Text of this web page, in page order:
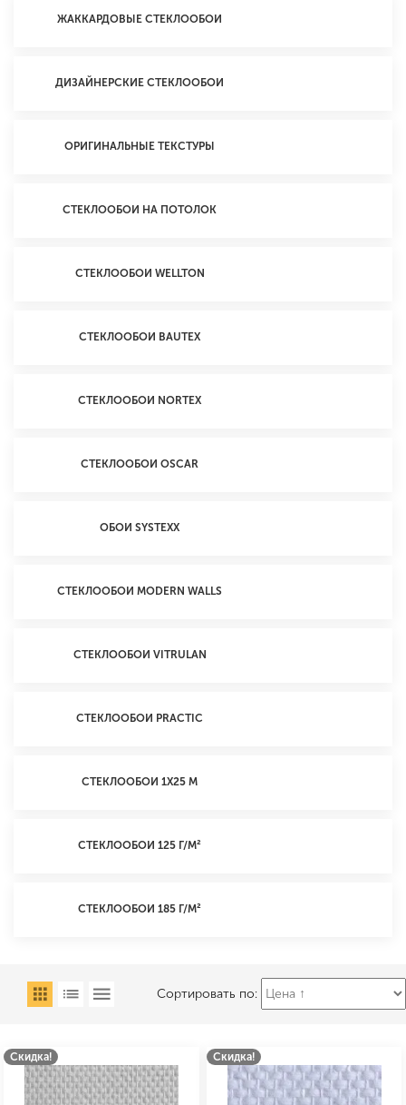
ЖАККАРДОВЫЕ СТЕКЛООБОИ
ДИЗАЙНЕРСКИЕ СТЕКЛООБОИ
ОРИГИНАЛЬНЫЕ ТЕКСТУРЫ
СТЕКЛООБОИ НА ПОТОЛОК
СТЕКЛООБОИ WELLTON
СТЕКЛООБОИ BAUTEX
СТЕКЛООБОИ NORTEX
СТЕКЛООБОИ OSCAR
ОБОИ SYSTEXX
СТЕКЛООБОИ MODERN WALLS
СТЕКЛООБОИ VITRULAN
СТЕКЛООБОИ PRACTIC
СТЕКЛООБОИ 1Х25 М
СТЕКЛООБОИ 125 Г/М²
СТЕКЛООБОИ 185 Г/М²
Сортировать по:
Скидка! Скидка!